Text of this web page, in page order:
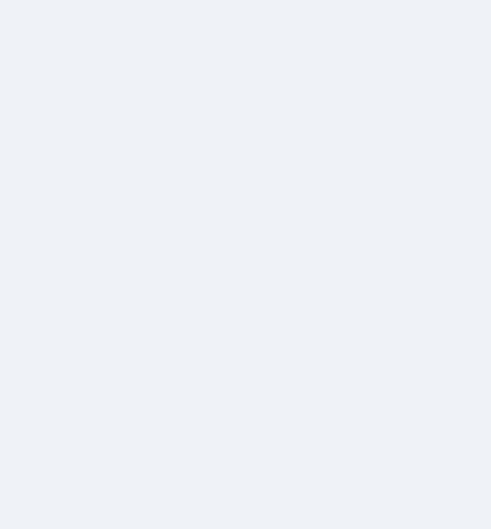
【最新】手袋の選び方 完全ガ
補聴器の選び方 完全ガイド｜
失敗しない「爪切り」完全ガ
失敗しない「カニ」完全ガイ